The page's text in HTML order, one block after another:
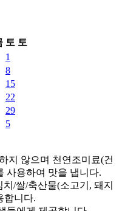
토 토
1
8
15
22
29
5
지 않으며 천연조미료(건
사용하여 맛을 냅니다.
/쌀/축산물(소고기, 돼지
합니다.